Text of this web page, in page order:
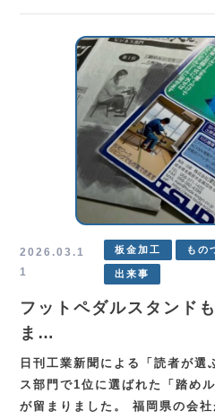
2026.03.1
1
板金加工 もの
出来事
フットペダルスタンド
ま…
日刊工業新聞による「読者が選
ス部門で1位に選ばれた「踏め
が留まりました。 福岡県の会